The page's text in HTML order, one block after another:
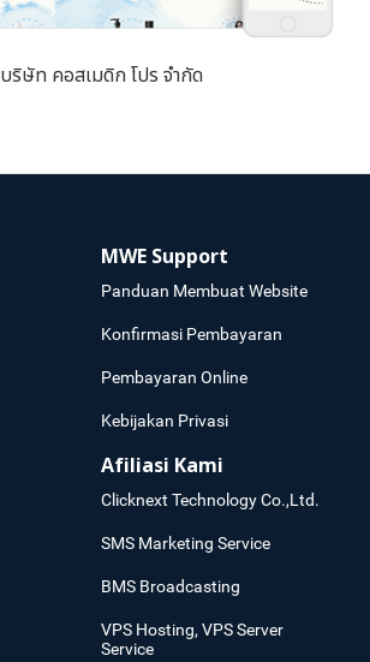
บริษัท คอสเมดิก โปร จำกัด
MWE Support
Panduan Membuat Website
Konfirmasi Pembayaran
Pembayaran Online
Kebijakan Privasi
Afiliasi Kami
Clicknext Technology Co.,Ltd.
SMS Marketing Service
BMS Broadcasting
VPS Hosting, VPS Server
Service